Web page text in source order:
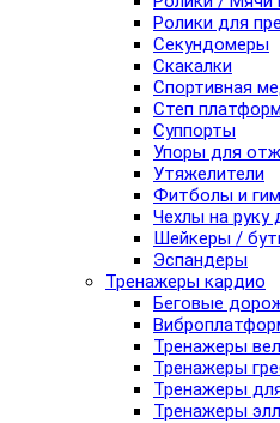
Ролики для
Секундомеры
Скакалки
Спортивная
Степ
Суппорты
Упоры для
Утяжелители
Фитболы и
Чехлы на руку
Шейкеры /
Эспандеры
Тренажеры кардио
Беговые
Тренажеры
Тренажеры
Тренажеры
Тренажеры